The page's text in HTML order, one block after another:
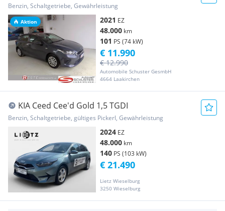
Aktion
Benzin, Schaltgetriebe, Gewährleistung
2021 EZ
48.000 km
101 PS (74 kW)
Automobile Schuster GesmbH
4664 Laakirchen
€ 12.990
€ 11.990
KIA Ceed Cee'd Gold 1,5 TGDI
Benzin, Schaltgetriebe, gültiges Pickerl, Gewährleistung
2024 EZ
48.000 km
140 PS (103 kW)
Lietz Wieselburg
3250 Wieselburg
€ 21.490